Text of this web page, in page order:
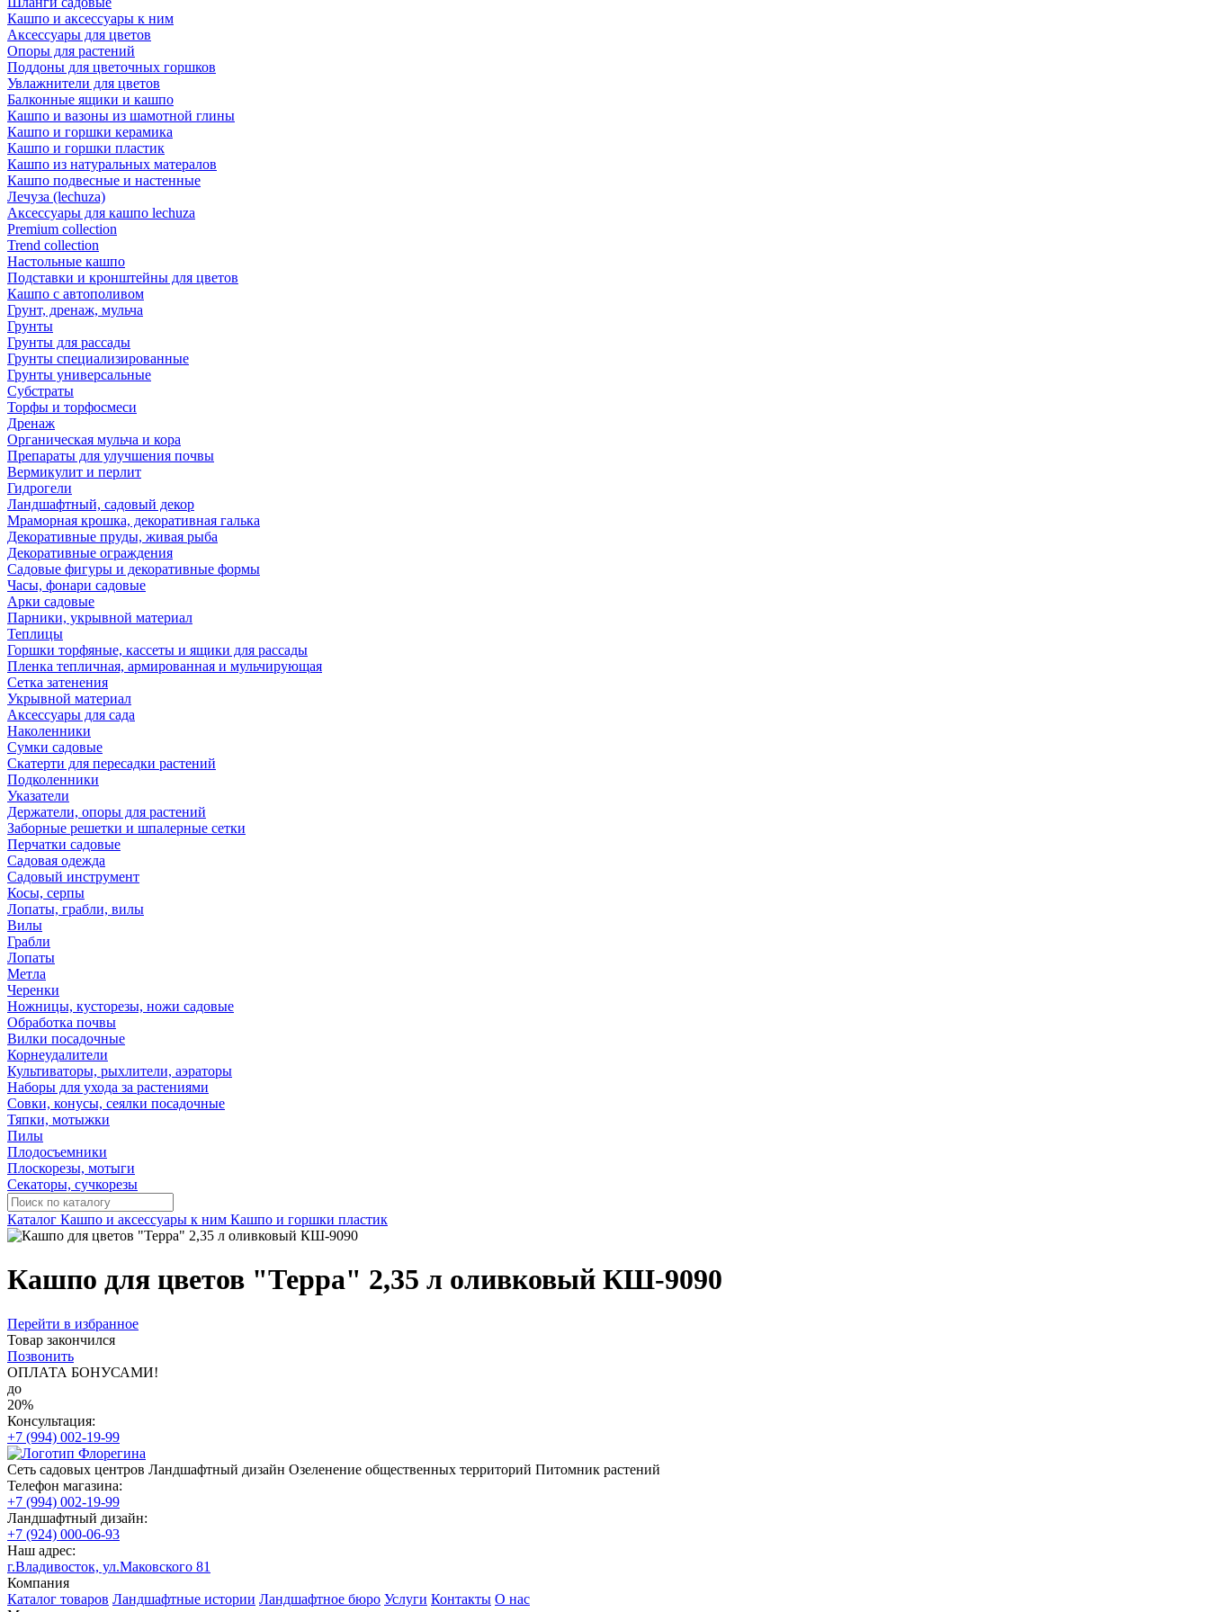
Кашпо и аксессуары к ним
Аксессуары для цветов
Опоры для растений
Поддоны для цветочных горшков
Увлажнители для цветов
Балконные ящики и кашпо
Кашпо и вазоны из шамотной глины
Кашпо и горшки керамика
Кашпо и горшки пластик
Кашпо из натуральных матералов
Кашпо подвесные и настенные
Лечуза (lechuza)
Аксессуары для кашпо lechuza
Premium collection
Trend collection
Настольные кашпо
Подставки и кронштейны для цветов
Кашпо с автополивом
Грунт, дренаж, мульча
Грунты
Грунты для рассады
Грунты специализированные
Грунты универсальные
Субстраты
Торфы и торфосмеси
Дренаж
Органическая мульча и кора
Препараты для улучшения почвы
Вермикулит и перлит
Гидрогели
Ландшафтный, садовый декор
Мраморная крошка, декоративная галька
Декоративные пруды, живая рыба
Декоративные ограждения
Садовые фигуры и декоративные формы
Часы, фонари садовые
Арки садовые
Парники, укрывной материал
Теплицы
Горшки торфяные, кассеты и ящики для рассады
Пленка тепличная, армированная и мульчирующая
Сетка затенения
Укрывной материал
Аксессуары для сада
Наколенники
Сумки садовые
Скатерти для пересадки растений
Подколенники
Указатели
Держатели, опоры для растений
Заборные решетки и шпалерные сетки
Перчатки садовые
Садовая одежда
Садовый инструмент
Косы, серпы
Лопаты, грабли, вилы
Вилы
Грабли
Лопаты
Метла
Черенки
Ножницы, кусторезы, ножи садовые
Обработка почвы
Вилки посадочные
Корнеудалители
Культиваторы, рыхлители, аэраторы
Наборы для ухода за растениями
Совки, конусы, сеялки посадочные
Тяпки, мотыжки
Пилы
Плодосъемники
Плоскорезы, мотыги
Секаторы, сучкорезы
Каталог Кашпо и аксессуары к ним Кашпо и горшки пластик
Кашпо для цветов "Терра" 2,35 л оливковый КШ-9090
Перейти в избранное
Товар закончился
Позвонить
ОПЛАТА БОНУСАМИ!
до
20%
Консультация:
+7 (994) 002-19-99
Сеть садовых центров Ландшафтный дизайн Озеленение общественных территорий Питомник растений
Телефон магазина:
+7 (994) 002-19-99
Ландшафтный дизайн:
+7 (924) 000-06-93
Наш адрес:
г.Владивосток, ул.Маковского 81
Компания
Каталог товаров Ландшафтные истории Ландшафтное бюро Услуги Контакты О нас